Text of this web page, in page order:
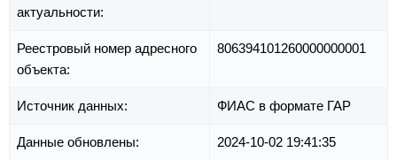
актуальности:
Реестровый номер адресного
объекта:
806394101260000000001
Источник данных: ФИАС в формате ГАР
Данные обновлены: 2024-10-02 19:41:35